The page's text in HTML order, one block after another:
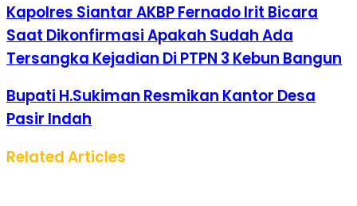
Kapolres Siantar AKBP Fernado Irit Bicara
Saat Dikonfirmasi Apakah Sudah Ada
Tersangka Kejadian Di PTPN 3 Kebun Bangun
Bupati H.Sukiman Resmikan Kantor Desa
Pasir Indah
Related Articles